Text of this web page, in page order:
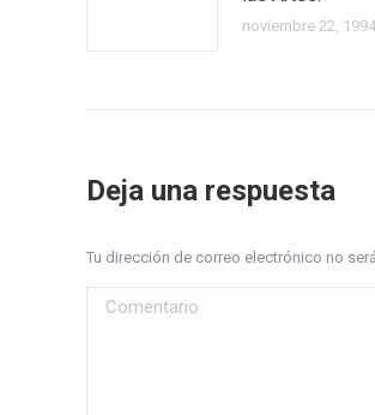
noviembre 22, 1994
Deja una respuesta
Tu dirección de correo electrónico no
Comentario